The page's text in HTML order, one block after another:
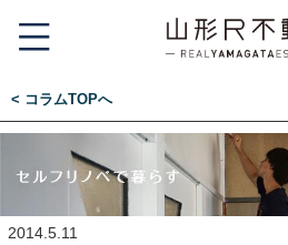
< コラムTOPへ
2014.5.11